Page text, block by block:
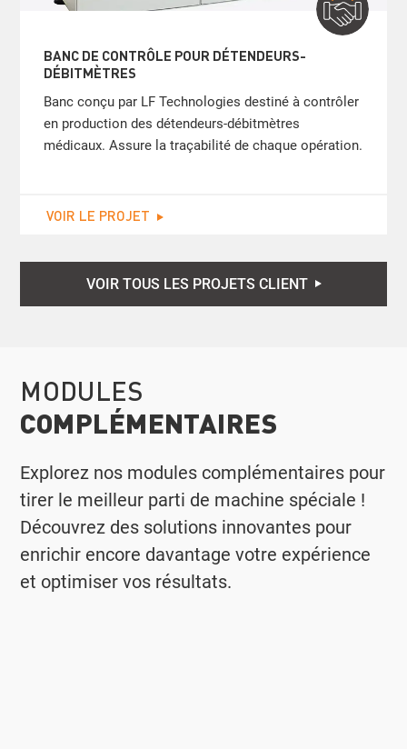
BANC DE CONTRÔLE POUR DÉTENDEURS-
DÉBITMÈTRES
Banc conçu par LF Technologies destiné à contrôler
en production des détendeurs-débitmètres
médicaux. Assure la traçabilité de chaque opération.
VOIR LE PROJET
VOIR TOUS LES PROJETS CLIENT
MODULES
COMPLÉMENTAIRES
Explorez nos modules complémentaires pour
tirer le meilleur parti de machine spéciale !
Découvrez des solutions innovantes pour
enrichir encore davantage votre expérience
et optimiser vos résultats.